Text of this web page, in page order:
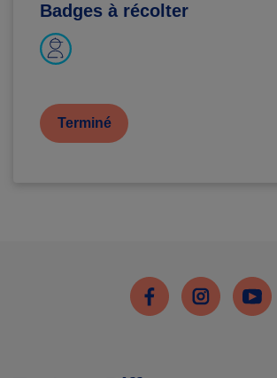
Badges à récolter
Terminé
FacebookInstagramYoutube